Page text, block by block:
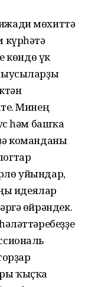
мөхиттә
күрһәтә
көндө үк
Минең
һәм башҡа
команданы
уйындар,
идеялар
өйрәндек.
ҡыҫҡа